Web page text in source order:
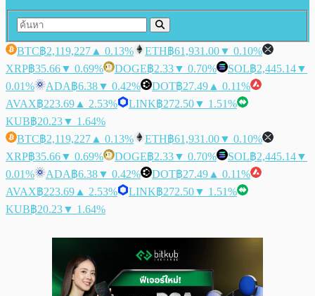
BTC฿2,119,227 ▲ 0.13% ETH฿61,931.00▼ 0.10%
XRP฿35.66▼ 0.69% DOGE฿2.33▼ 0.70% SOL฿2,445.14▼
0.01%
ADA฿6.38▼ 0.42% DOT฿27.49 ▲ 0.11%
AVAX฿223.69 ▲ 2.53% LINK฿272.50▼ 1.51%
KUB฿20.23▼ 1.64%
BTC฿2,119,227 ▲ 0.13% ETH฿61,931.00▼ 0.10%
XRP฿35.66▼ 0.69% DOGE฿2.33▼ 0.70% SOL฿2,445.14▼
0.01%
ADA฿6.38▼ 0.42% DOT฿27.49 ▲ 0.11%
AVAX฿223.69 ▲ 2.53% LINK฿272.50▼ 1.51%
KUB฿20.23▼ 1.64%